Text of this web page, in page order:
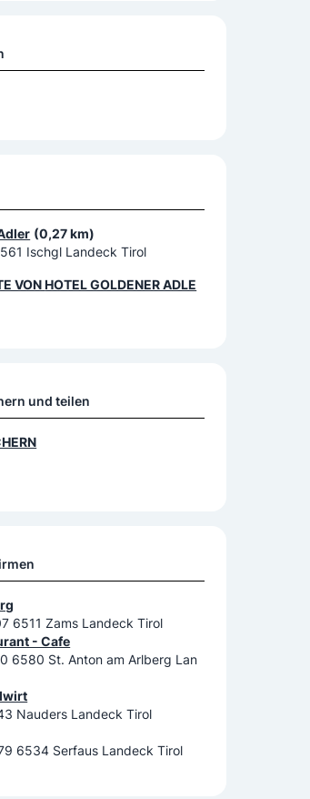
(0,27 km)
Ischgl Landeck Tirol
VONHOTEL GOLDENER ADLE
und teilen
6511 Zams Landeck Tirol
- Cafe
6580 St. Anton am Arlberg Lan
Nauders Landeck Tirol
6534 Serfaus Landeck Tirol